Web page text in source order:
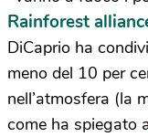
Rainforest
DiCaprio ha
meno del 10 per
nell’atmosfera (la
come ha spiegato